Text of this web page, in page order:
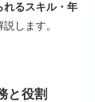
れるスキル・年
します。
と役割